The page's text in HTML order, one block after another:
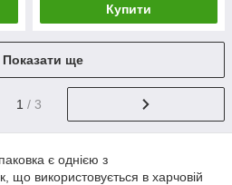
Купити
Показати ще
1 / 3
є однією з
що використовується в харчовій